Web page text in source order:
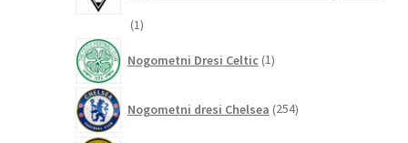
11
Nogometni Dresi Celtic 1izdelek
Nogometni dresi Chelsea 254izdelkov